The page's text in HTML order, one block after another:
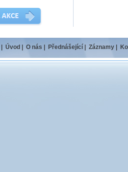
Úvod O nás Přednášející Záznamy